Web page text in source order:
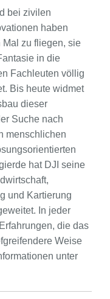
bei zivilen
haben
Mal zu fliegen, sie
in die
Fachleuten völlig
Bis heute widmet
dieser
Suche nach
menschlichen
hat DJI seine
und Kartierung
In jeder
die das
Weise
unter